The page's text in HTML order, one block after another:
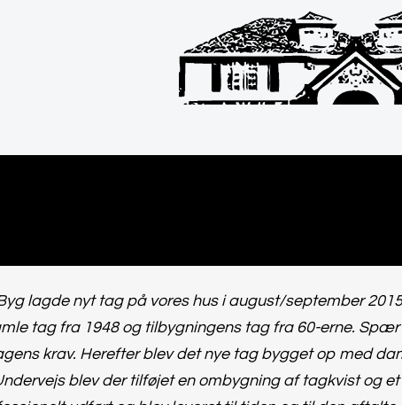
lagde nyt tag på vores hus i august/september
tag fra 1948 og tilbygningens tag fra 60-erne.
krav. Herefter blev det nye tag bygget op med
blev der tilføjet en ombygning af tagkvist og